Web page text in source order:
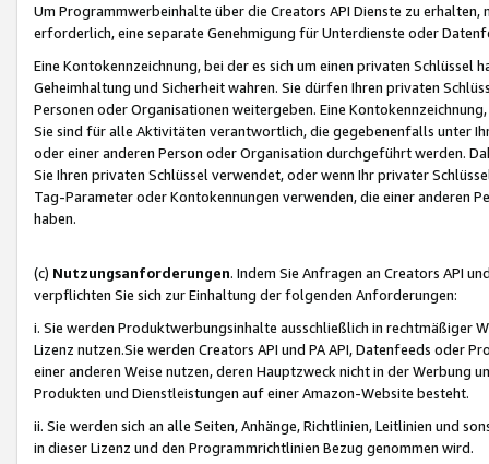
Um Programmwerbeinhalte über die Creators API Dienste zu
erforderlich, eine separate Genehmigung für Unterdienste oder
Eine Kontokennzeichnung, bei der es sich um einen privaten
Geheimhaltung und Sicherheit wahren. Sie dürfen Ihren privaten
Personen oder Organisationen weitergeben. Eine
Sie sind für alle Aktivitäten verantwortlich, die gegebenenfalls unter
oder einer anderen Person oder Organisation durchgeführt werden.
Sie Ihren privaten Schlüssel verwendet, oder wenn Ihr privater
Tag-Parameter oder Kontokennungen verwenden, die einer anderen
haben.
(c) Nutzungsanforderungen. Indem Sie Anfragen an Creators API
verpflichten Sie sich zur Einhaltung der folgenden Anforderungen:
i. Sie werden Produktwerbungsinhalte ausschließlich in rechtmäßiger
Lizenz nutzen.Sie werden Creators API und PA API, Datenfeeds oder
einer anderen Weise nutzen, deren Hauptzweck nicht in der Werbung
Produkten und Dienstleistungen auf einer Amazon-Website besteht.
ii. Sie werden sich an alle Seiten, Anhänge, Richtlinien, Leitlinien und
in dieser Lizenz und den Programmrichtlinien Bezug genommen wird.